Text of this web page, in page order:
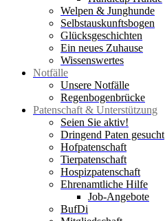
Welpen & Junghunde
Selbstauskunftsbogen
Glücksgeschichten
Ein neues Zuhause
Wissenswertes
Notfälle
Unsere Notfälle
Regenbogenbrücke
Patenschaft & Unterstützung
Seien Sie aktiv!
Dringend Paten gesucht
Hofpatenschaft
Tierpatenschaft
Hospizpatenschaft
Ehrenamtliche Hilfe
Job-Angebote
BufDi